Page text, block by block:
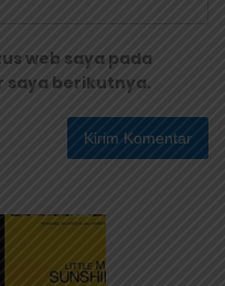
web saya pada
saya berikutnya.